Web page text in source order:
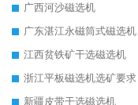
广西河沙磁选机
广东湛江永磁筒式磁选机
江西贫铁矿干选磁选机
浙江平板磁选机选矿要求
新疆皮带干选磁选机